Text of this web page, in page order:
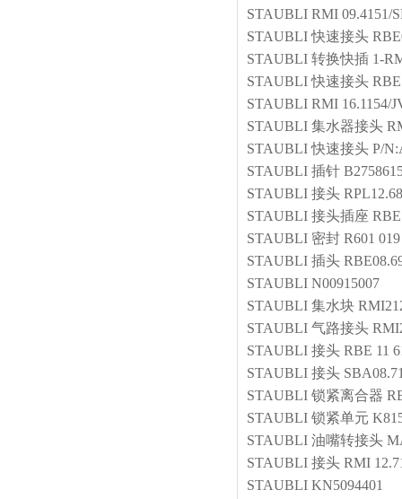
STAUBLI RMI 09.4151/
STAUBLI 快速接头
STAUBLI 转换快插 1-
STAUBLI 快速接头
STAUBLI RMI 16.1154/
STAUBLI 集水器接头
STAUBLI 快速接头 P/
STAUBLI 插针
STAUBLI 接头
STAUBLI 接头插座
STAUBLI 密封 R601
STAUBLI 插头
STAUBLI N00915007
STAUBLI 集水块
STAUBLI 气路接头
STAUBLI 接头 RBE 11
STAUBLI 接头
STAUBLI 锁紧离合器
STAUBLI 锁紧单元
STAUBLI 油嘴转接头
STAUBLI 接头 RMI
STAUBLI KN5094401